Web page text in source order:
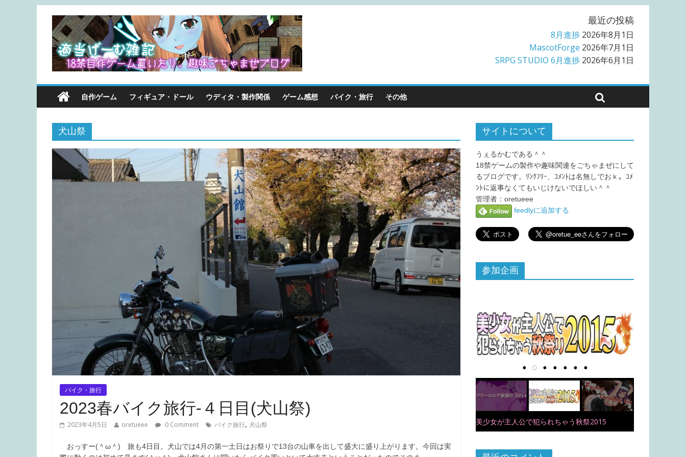
最近の投稿
8月進捗 2026年8月1日
MascotForge 2026年7月1日
SRPG STUDIO 6月進捗 2026年6月1日
自作ゲーム フィギュア・ドール ウディタ・製作関係 ゲーム感想 バイク・旅行 その他
犬山祭
バイク・旅行
2023春バイク旅行-４日目(犬山祭)
2023年4月5日 oretueee 0 Comment バイク旅行, 犬山祭
おっすー(＾ω＾) 旅も4日目。犬山では4月の第一土日はお祭りで13台の山車を出して盛大に盛り上がります。今回は実
サイトについて
うぇるかむである＾＾
18禁ゲームの製作や趣味関連をごちゃまぜにして
るブログです。ﾘﾝｸﾌﾘｰ、ｺﾒﾝﾄは名無しでおｋ。ｺﾒ
ﾝﾄに返事なくてもいじけないでほしい＾＾
管理者：oretueee
feedlyに追加する
参加企画
美少女が主人公で犯られちゃう秋祭2015